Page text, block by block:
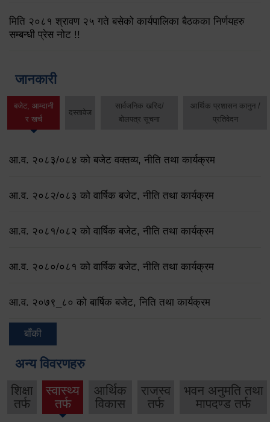
मिति २०८१ श्रावण २५ गते बसेको कार्यपालिका बैठकका निर्णयहरु
सम्बन्धी प्रेस नोट !!
जानकारी
बजेट, आम्दानी
र खर्च
दस्तावेज
सार्वजनिक खरिद/
बोलपत्र सूचना
आर्थिक प्रशासन कानुन /
प्रतिवेदन
आ.व. २०८३/०८४ को बजेट वक्तव्य, नीति तथा कार्यक्रम
आ.व. २०८२/०८३ को वार्षिक बजेट, नीति तथा कार्यक्रम
आ.व. २०८१/०८२ को वार्षिक बजेट, नीति तथा कार्यक्रम
आ.व. २०८०/०८१ को वार्षिक बजेट, नीति तथा कार्यक्रम
आ.व. २०७९‌_८० को बार्षिक बजेट, निति तथा कार्यक्रम
बाँकी
अन्य विवरणहरु
शिक्षा
तर्फ
स्वास्थ्य
तर्फ
आर्थिक
विकास
राजस्व
तर्फ
भवन अनुमति तथा
मापदण्ड तर्फ